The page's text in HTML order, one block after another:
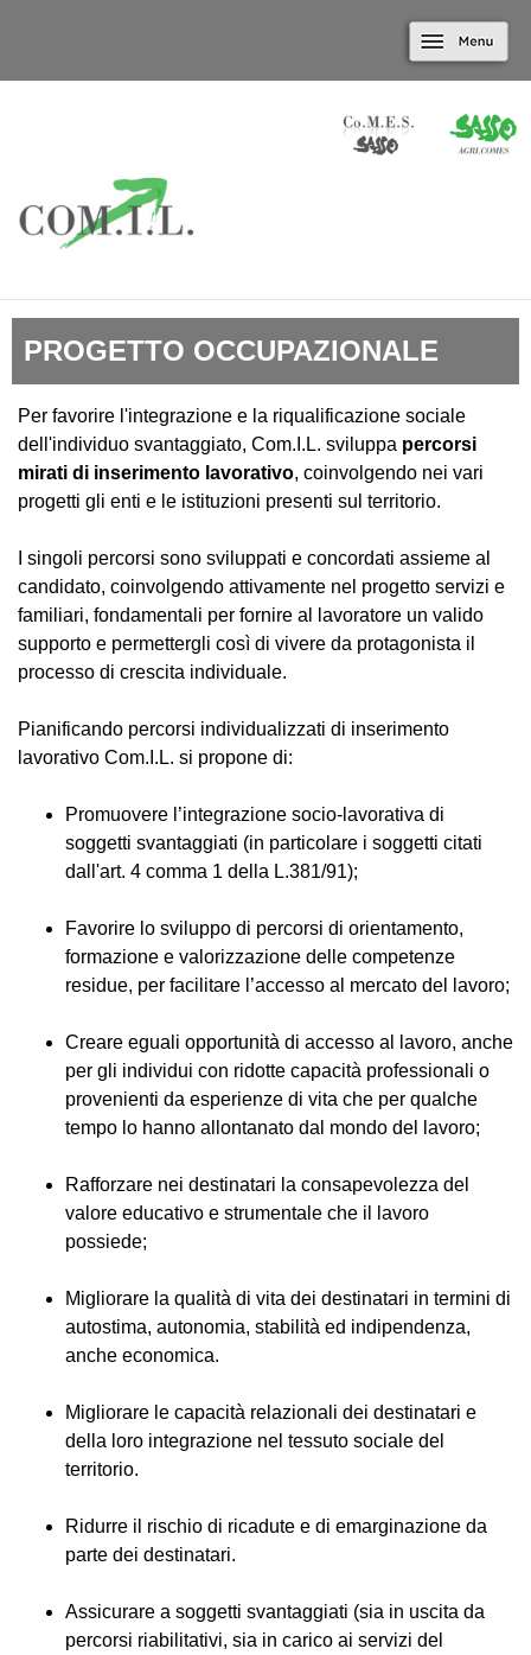
PROGETTO OCCUPAZIONALE
Per favorire l'integrazione e la riqualificazione sociale
dell'individuo svantaggiato, Com.I.L. sviluppa percorsi
mirati di inserimento lavorativo, coinvolgendo nei vari
progetti gli enti e le istituzioni presenti sul territorio.
I singoli percorsi sono sviluppati e concordati assieme al
candidato, coinvolgendo attivamente nel progetto servizi e
familiari, fondamentali per fornire al lavoratore un valido
supporto e permettergli così di vivere da protagonista il
processo di crescita individuale.
Pianificando percorsi individualizzati di inserimento
lavorativo Com.I.L. si propone di:
Promuovere l’integrazione socio-lavorativa di
soggetti svantaggiati (in particolare i soggetti citati
dall'art. 4 comma 1 della L.381/91);
Favorire lo sviluppo di percorsi di orientamento,
formazione e valorizzazione delle competenze
residue, per facilitare l’accesso al mercato del lavoro;
Creare eguali opportunità di accesso al lavoro, anche
per gli individui con ridotte capacità professionali o
provenienti da esperienze di vita che per qualche
tempo lo hanno allontanato dal mondo del lavoro;
Rafforzare nei destinatari la consapevolezza del
valore educativo e strumentale che il lavoro
possiede;
Migliorare la qualità di vita dei destinatari in termini di
autostima, autonomia, stabilità ed indipendenza,
anche economica.
Migliorare le capacità relazionali dei destinatari e
della loro integrazione nel tessuto sociale del
territorio.
Ridurre il rischio di ricadute e di emarginazione da
parte dei destinatari.
Assicurare a soggetti svantaggiati (sia in uscita da
percorsi riabilitativi, sia in carico ai servizi del